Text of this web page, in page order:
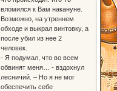
вломился к Вам накануне.
Возможно, на утреннем
обходе и выкрал винтовку, а
после убил из нее 2
человек.
- Я подумал, что во всем
обвинят меня… - вздохнул
лесничий. – Но я не мог
обеспечить себе